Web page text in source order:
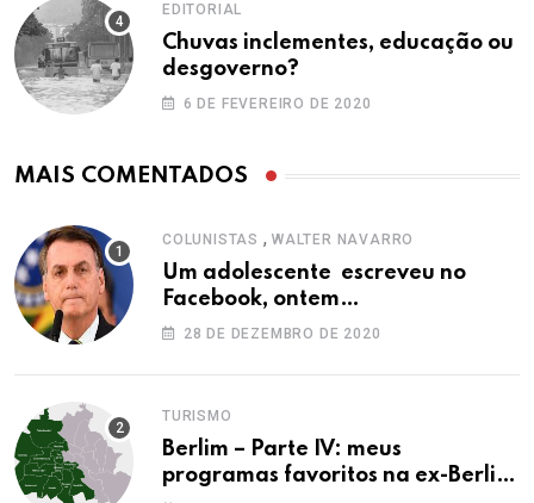
EDITORIAL
Chuvas inclementes, educação ou
desgoverno?
6 DE FEVEREIRO DE 2020
MAIS COMENTADOS
COLUNISTAS , WALTER NAVARRO
Um adolescente escreveu no
Facebook, ontem…
28 DE DEZEMBRO DE 2020
TURISMO
Berlim – Parte IV: meus
programas favoritos na ex-Berlim